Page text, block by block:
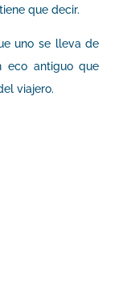
que decir.
uno se lleva de
eco antiguo que
viajero.